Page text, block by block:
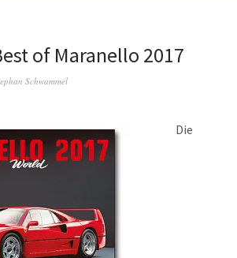
of Maranello 2017
Schwammel
Die